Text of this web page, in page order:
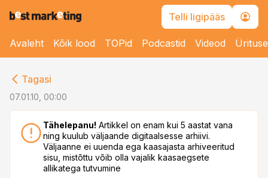
Telli ligipääs
Avaleht Kõik lood TOPid Podcastid Videod
Tagasi
07.01.10, 00:00
Tähelepanu! Artikkel on enam kui 5 aastat vana
ning kuulub väljaande digitaalsesse arhiivi.
Väljaanne ei uuenda ega kaasajasta arhiveeritud
sisu, mistõttu võib olla vajalik kaasaegsete
allikatega tutvumine